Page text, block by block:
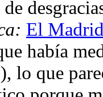
de
El
había
lo que